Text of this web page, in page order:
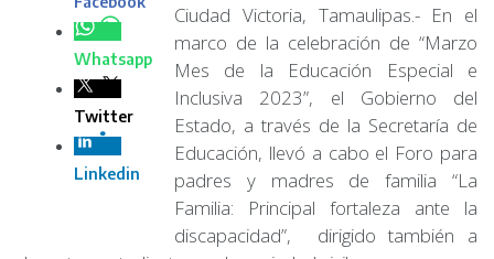
Ciudad Victoria,
Tamaulipas.- En el
marco de la celebración de “Marzo Mes de la Educación
Especial e Inclusiva 2023”, el Gobierno del Estado, a
través de la Secretaría de Educación, llevó a cabo el Foro
para padres y madres de familia “La Familia: Principal
fortaleza ante la discapacidad”, dirigido también a
docentes, estudiantes y a la sociedad civil.